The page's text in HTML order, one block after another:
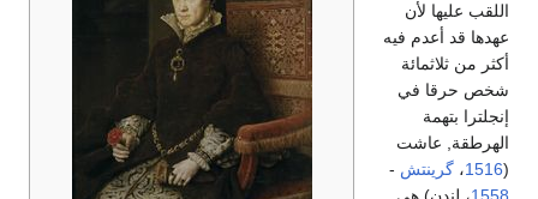
اللقب عليها لأن
عهدها قد أعدم فيه
أكثر من ثلاثمائة
شخص حرقا في
إنجلترا بتهمة
الهرطقة, عاشت
(
1516، گرينتش -